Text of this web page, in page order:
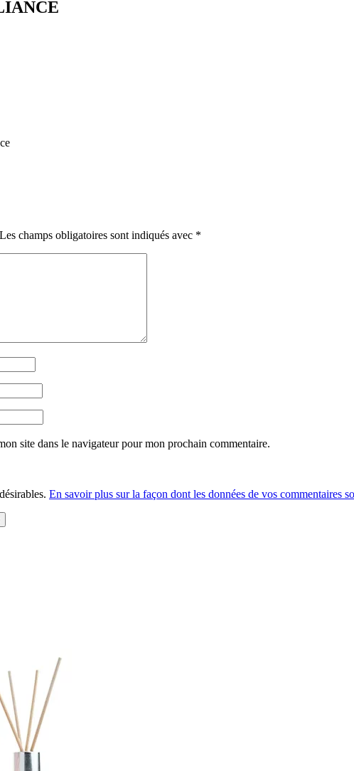
champs obligatoires sont indiqués avec *
site dans le navigateur pour mon prochain commentaire.
En savoir plus sur la façon dont les données de vos commentaires